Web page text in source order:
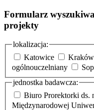
Formularz
projekty
lokalizacja:
Katowice
Kraków
ogólnouczelniany
jednostka badawcza:
Biuro Prorektorki ds.
Międzynarodowej